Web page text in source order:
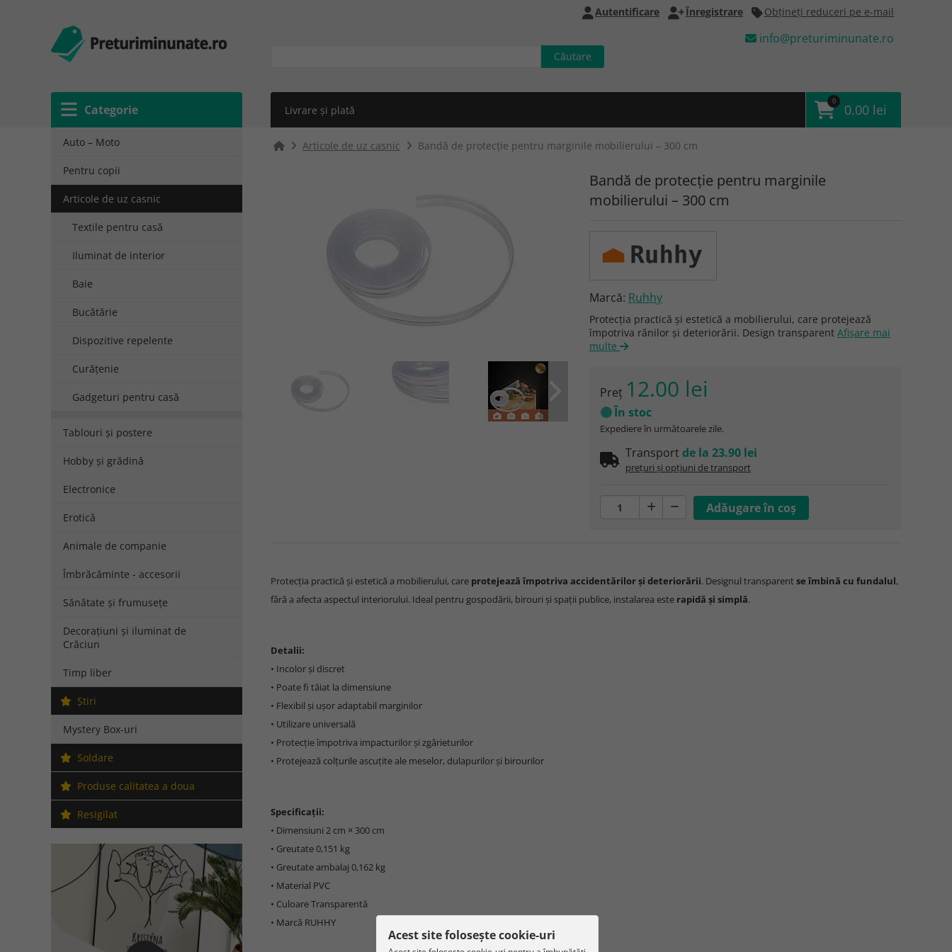
Categorie
Autentificare Înregistrare Obţineţi reduceri pe e-mail
info@preturiminunate.ro
Livrare și plată
0
0.00 lei
Auto – Moto
Pentru copii
Articole de uz casnic
Textile pentru casă
Iluminat de interior
Baie
Bucătărie
Dispozitive repelente
Curățenie
Gadgeturi pentru casă
Tablouri și postere
Hobby și grădină
Electronice
Erotică
Animale de companie
Îmbrăcăminte - accesorii
Sănătate și frumusețe
Decorațiuni și iluminat de
Crăciun
Timp liber
Ştiri
Mystery Box-uri
Soldare
Produse calitatea a doua
Resigilat
Articole de uz casnic Bandă de protecție pentru marginile mobilierului – 300 cm
Bandă de protecție pentru marginile
mobilierului – 300 cm
Marcă: Ruhhy
Protecția practică și estetică a mobilierului, care protejează
împotriva rănilor și deteriorării. Design transparent Afişare mai
multe
Preţ 12.00 lei
În stoc
Expediere în următoarele zile.
Transport de la 23.90 lei
prețuri și opțiuni de transport
Protecția practică și estetică a mobilierului, care protejează împotriva accidentărilor și deteriorării. Designul transparent se îmbină cu fundalul,
fără a afecta aspectul interiorului. Ideal pentru gospodării, birouri și spații publice, instalarea este rapidă și simplă.
Detalii:
• Incolor și discret
• Poate fi tăiat la dimensiune
• Flexibil și ușor adaptabil marginilor
• Utilizare universală
• Protecție împotriva impacturilor și zgârieturilor
• Protejează colțurile ascuțite ale meselor, dulapurilor și birourilor
Specificații:
• Dimensiuni 2 cm × 300 cm
• Greutate 0,151 kg
• Greutate ambalaj 0,162 kg
• Material PVC
• Culoare Transparentă
• Marcă RUHHY
Acest site folosește cookie-uri